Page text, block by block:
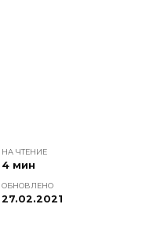
НА ЧТЕНИЕ
4 мин
ОБНОВЛЕНО
27.02.2021